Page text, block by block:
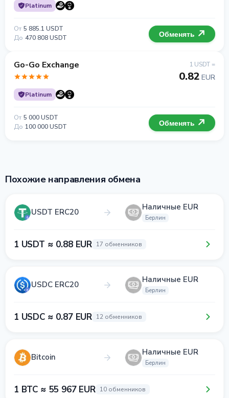
Platinum
От 5 885.1 USDT
До 470 808 USDT Обменять
Go-Go Exchange
Platinum
1 USDT =
0.82 EUR
От 5 000 USDT
До 100 000 USDT Обменять
Похожие направления обмена
USDT ERC20 Наличные EUR
Берлин
1 USDT ≈ 0.88 EUR 17 обменников
USDC ERC20 Наличные EUR
Берлин
1 USDC ≈ 0.87 EUR 12 обменников
Bitcoin Наличные EUR
Берлин
1 BTC ≈ 55 967 EUR 10 обменников